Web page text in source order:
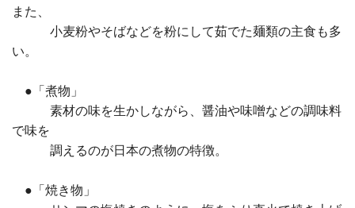
また、
小麦粉やそばなどを粉にして茹でた麺類の主食も多
い。
●「煮物」
素材の味を生かしながら、醤油や味噌などの調味料
で味を
調えるのが日本の煮物の特徴。
●「焼き物」